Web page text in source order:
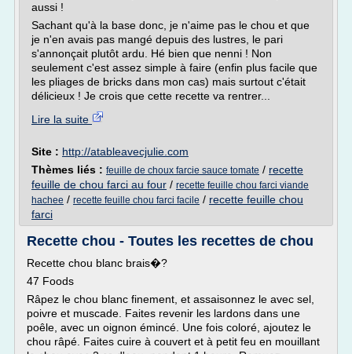
aussi !
Sachant qu'à la base donc, je n'aime pas le chou et que
je n'en avais pas mangé depuis des lustres, le pari
s'annonçait plutôt ardu. Hé bien que nenni ! Non
seulement c'est assez simple à faire (enfin plus facile que
les pliages de bricks dans mon cas) mais surtout c'était
délicieux ! Je crois que cette recette va rentrer...
Lire la suite
Site : http://atableavecjulie.com
Thèmes liés : feuille de choux farcie sauce tomate / recette
feuille de chou farci au four / recette feuille chou farci viande
hachee / recette feuille chou farci facile / recette feuille chou
farci
Recette chou - Toutes les recettes de chou
Recette chou blanc brais�?
47 Foods
Râpez le chou blanc finement, et assaisonnez le avec sel,
poivre et muscade. Faites revenir les lardons dans une
poêle, avec un oignon émincé. Une fois coloré, ajoutez le
chou râpé. Faites cuire à couvert et à petit feu en mouillant